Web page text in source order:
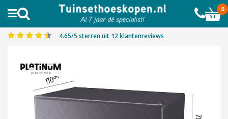
0
AL MEER DAN 10.000 TEVREDEN KLANTEN
Platinum Aerocover tuintafelhoes 180x110x70 cm.
4.65/5 sterren uit 12 klantenreviews